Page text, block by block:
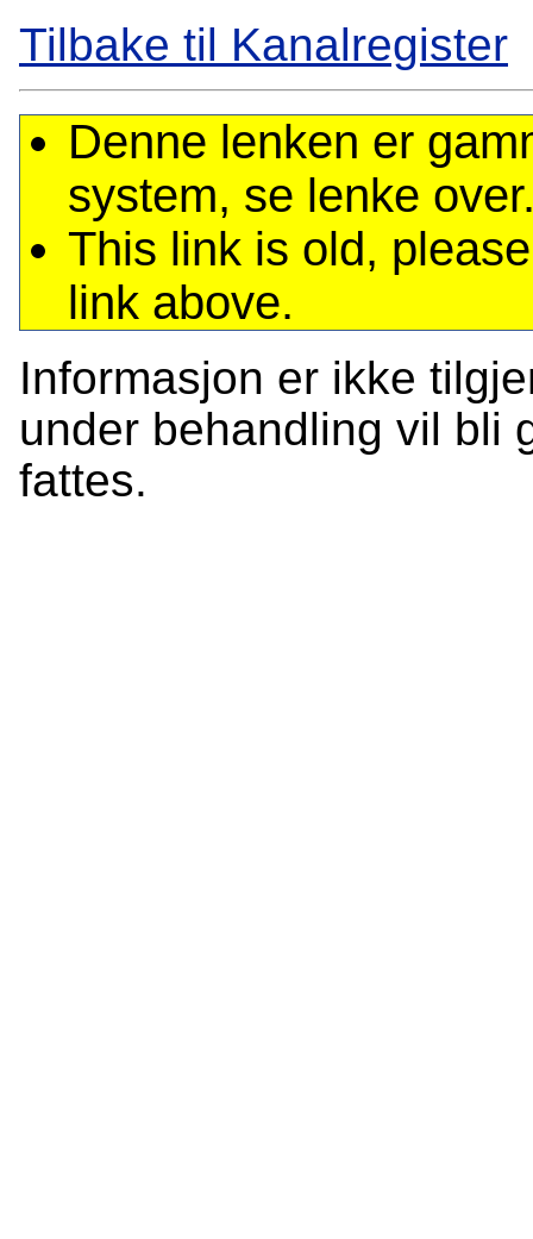
Tilbake til Kanalregister
Denne lenken er
system, se lenke
This link is old,
link above.
Informasjon er ikke
under behandling vil bli
fattes.